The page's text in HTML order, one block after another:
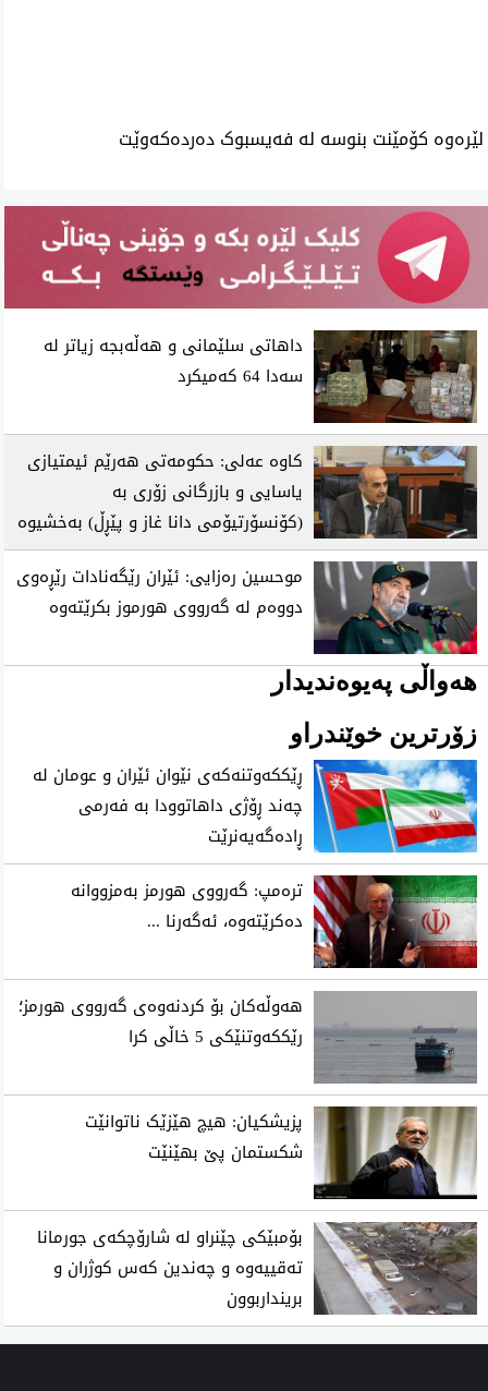
لێرەوە کۆمێنت بنوسە لە فەیسبوک دەردەکەوێت
داهاتی سلێمانی و هه‌ڵه‌بجه‌ زیاتر له‌
سه‌دا 64 كه‌میكرد
كاوه‌ عه‌لی‌: حكومه‌تی‌ هه‌رێم ئیمتیازی
یاسایی و بازرگانی زۆری به‌
(كۆنسۆرتیۆمی دانا غاز و پێڕڵ) به‌خشیوه‌
موحسین ره‌زایی: ئێران رێگه‌نادات رێڕه‌وی
دووه‌م له‌ گه‌رووی هورموز بكرێته‌وه‌
هەواڵی پەیوەندیدار
زۆرترین خوێندراو
ڕێککەوتنەکەی نێوان ئێران و عومان لە
چەند ڕۆژی داهاتوودا بە فەرمی
ڕادەگەیەنرێت
تره‌مپ: گه‌رووی هورمز به‌مزووانه‌
ده‌كرێته‌وه‌، ئه‌گه‌رنا ...
هەوڵەکان بۆ کردنەوەی گەرووی هورمز؛
رێککەوتنێکی 5 خاڵی کرا
پزیشکیان: هیچ هێزێک ناتوانێت
شکستمان پێ بهێنێت
بۆمبێکی چێنراو لە شارۆچکەی جورمانا
تەقییەوە و چەندین کەس کوژران و
برینداربوون